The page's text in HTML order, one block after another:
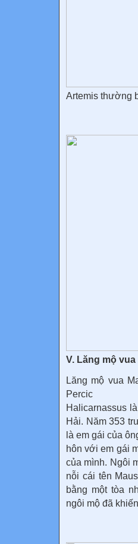
Artemis thường
V. Lăng mộ
Lăng mộ vua
Percic
Halicarnassus
Hải. Năm 353
là em gái của
hôn với em gái
của mình. Ngôi
nỗi cái tên
bằng một tòa
ngôi mộ đã